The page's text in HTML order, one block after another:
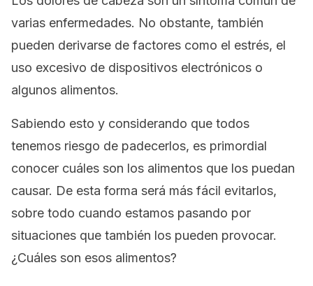
varias enfermedades. No obstante, también
pueden derivarse de factores como el estrés, el
uso excesivo de dispositivos electrónicos o
algunos alimentos.
Sabiendo esto y considerando que todos
tenemos riesgo de padecerlos, es primordial
conocer cuáles son los alimentos que los puedan
causar. De esta forma será más fácil evitarlos,
sobre todo cuando estamos pasando por
situaciones que también los pueden provocar.
¿Cuáles son esos alimentos?